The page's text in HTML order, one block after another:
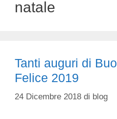
natale
Tanti auguri di
Felice 2019
24 Dicembre 2018 di blog